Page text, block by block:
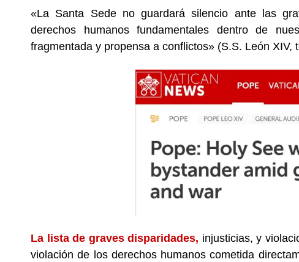
«La Santa Sede no guardará silencio ante las
derechos humanos fundamentales dentro de
fragmentada y propensa a conflictos» (S.S. León XIV,
La lista de graves disparidades, injusticias, y
violación de los derechos humanos cometida